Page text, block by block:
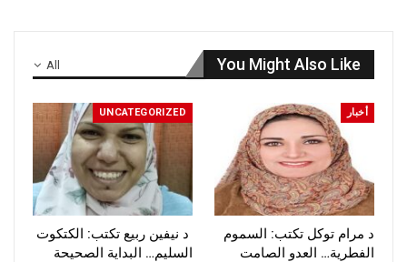
All You Might Also Like
أخبار
د مرام توكل تكتب: السموم
الفطرية… العدو الصامت
UNCATEGORIZED
د نيفين ربيع تكتب: الكتكوت
السليم… البداية الصحيحة